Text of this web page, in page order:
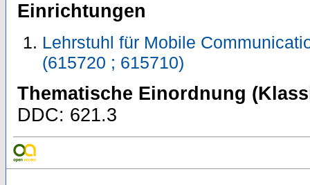
Einrichtungen
Lehrstuhl für Mobile
(615720 ; 615710)
Thematische Einordnung
DDC: 621.3